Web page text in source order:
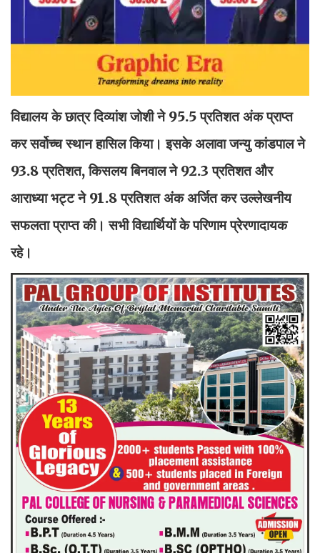
विद्यालय के छात्र दिव्यांश जोशी ने 95.5 प्रतिशत अंक प्राप्त
कर सर्वोच्च स्थान हासिल किया। इसके अलावा जन्यु कांडपाल ने
93.8 प्रतिशत, किसलय बिनवाल ने 92.3 प्रतिशत और
आराध्या भट्ट ने 91.8 प्रतिशत अंक अर्जित कर उल्लेखनीय
सफलता प्राप्त की। सभी विद्यार्थियों के परिणाम प्रेरणादायक
रहे।